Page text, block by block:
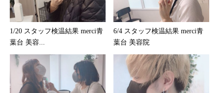
1/20 スタッフ検温結果 merci青
葉台 美容...
6/4 スタッフ検温結果 merci青
葉台 美容院